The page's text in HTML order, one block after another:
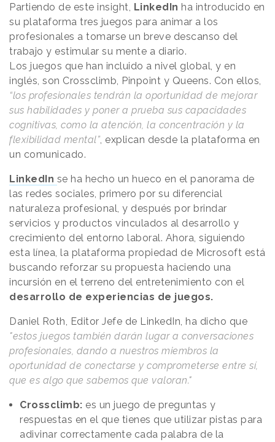
Partiendo de este insight, LinkedIn ha introducido en
su plataforma tres juegos para animar a los
profesionales a tomarse un breve descanso del
trabajo y estimular su mente a diario.
Los juegos que han incluido a nivel global, y en
inglés, son Crossclimb, Pinpoint y Queens. Con ellos,
“los profesionales tendrán la oportunidad de mejorar
sus habilidades y poner a prueba sus capacidades
cognitivas, como la atención, la concentración y la
flexibilidad mental” , explican desde la plataforma en
un comunicado.
LinkedIn se ha hecho un hueco en el panorama de
las redes sociales, primero por su diferencial
naturaleza profesional, y después por brindar
servicios y productos vinculados al desarrollo y
crecimiento del entorno laboral. Ahora, siguiendo
esta línea, la plataforma propiedad de Microsoft está
buscando reforzar su propuesta haciendo una
incursión en el terreno del entretenimiento con el
desarrollo de experiencias de juegos.
Daniel Roth, Editor Jefe de LinkedIn, ha dicho que
"estos juegos también darán lugar a conversaciones
profesionales, dando a nuestros miembros la
oportunidad de conectarse y comprometerse entre sí,
que es algo que sabemos que valoran."
Crossclimb: es un juego de preguntas y
respuestas en el que tienes que utilizar pistas para
adivinar correctamente cada palabra de la